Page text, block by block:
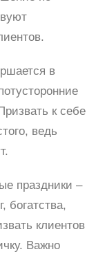
в
к себе
ведь
праздники –
богатства,
клиентов
Важно